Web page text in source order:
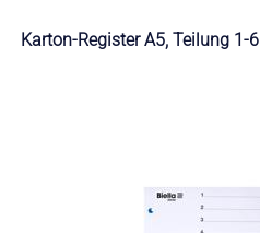
Karton-Register A5, Teilung 1-6